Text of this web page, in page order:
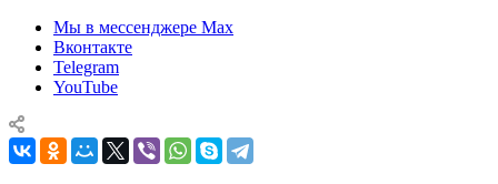
Мы в мессенджере Max
Вконтакте
Telegram
YouTube